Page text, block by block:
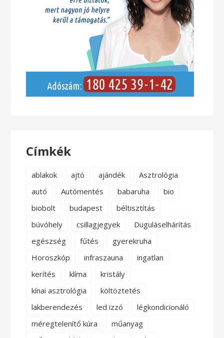
Címkék
ablakok ajtó ajándék
Asztrológia
autó
Autómentés babaruha
bio
biobolt
budapest
béltisztítás
búvóhely
csillagjegyek
Duguláselhárítás
egészség
fűtés
gyerekruha
Horoszkóp
infraszauna
ingatlan
kerítés
klíma
kristály
kínai asztrológia
költöztetés
lakberendezés
led izzó
légkondicionáló
méregtelenítő kúra
műanyag